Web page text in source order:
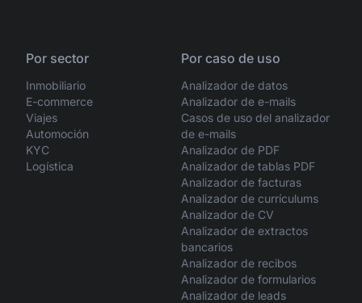
Por sector
Inmobiliario
E-commerce
Viajes
Automoción
KYC
Logística
Por caso de uso
Analizador de datos
Analizador de e-mails
Casos de uso del analizador
de e-mails
Analizador de PDF
Analizador de tablas PDF
Analizador de facturas
Analizador de currículums
Analizador de CV
Analizador de extractos
bancarios
Analizador de recibos
Analizador de formularios
Analizador de leads